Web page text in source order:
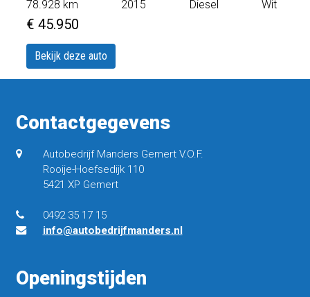
78.928 km 2015 Diesel Wit
€ 45.950
Bekijk deze auto
Contactgegevens
Autobedrijf Manders Gemert V.O.F.
Rooije-Hoefsedijk 110
5421 XP Gemert
0492 35 17 15
info@autobedrijfmanders.nl
Openingstijden